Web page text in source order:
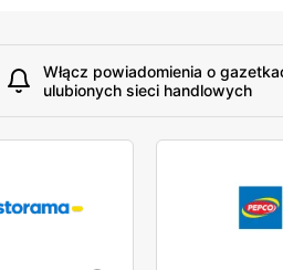
Włącz powiadomienia o
ulubionych sieci handlowych